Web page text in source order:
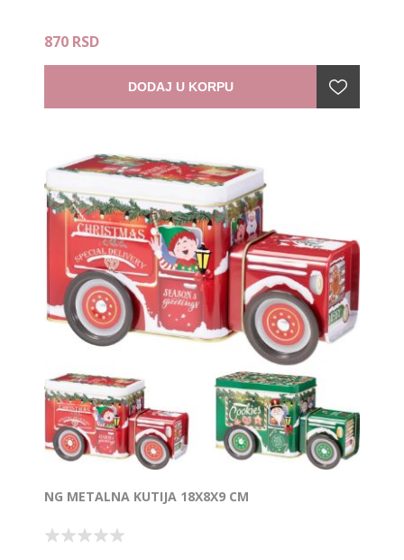
870 RSD
DODAJ U KORPU
NG METALNA KUTIJA 18X8X9 CM